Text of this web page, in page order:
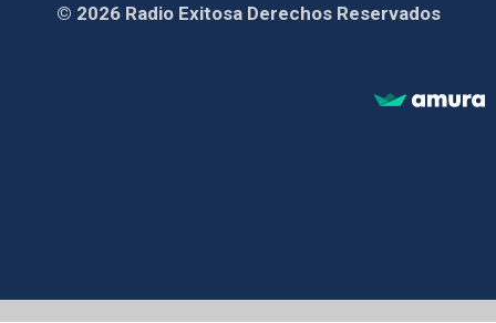
© 2026 Radio Exitosa Derechos Reservados